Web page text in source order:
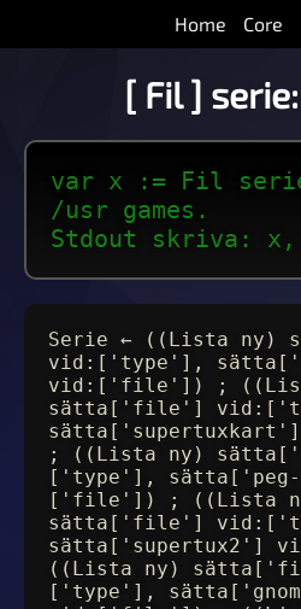
Home Core
[ Fil ]
var x := Fil
/usr games.
Stdout skriva:
Serie ← ((Lista
vid:['type'],
vid:['file']) ;
sätta['file']
; ((Lista ny)
['type'],
['file']) ; ((Lista
sätta['file']
sätta['supertux2']
((Lista ny)
['type'],